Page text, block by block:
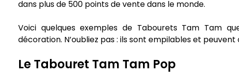
dans plus de 500 points de vente dans le monde.
Voici quelques exemples de Tabourets Tam Tam
décoration. N’oubliez pas : ils sont empilables et
Le Tabouret Tam Tam Pop